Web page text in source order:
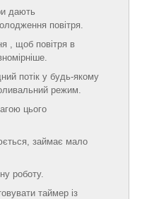
дають
повітря.
, щоб повітря в
потік у будь-якому
режим.
цього
займає мало
роботу.
таймер із